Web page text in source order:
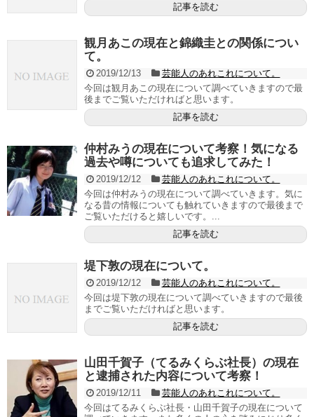
記事を読む
観月あこの現在と錦織圭との関係につい
て。
2019/12/13
芸能人のあれこれについて。
今回は観月あこの現在について調べていきますので最
後までご覧いただければと思います。
記事を読む
仲村みうの現在について考察！気になる
過去や噂についても追求してみた！
2019/12/12
芸能人のあれこれについて。
今回は仲村みうの現在について調べていきます。気に
なる昔の情報についても触れていきますので最後まで
ご覧いただけると嬉しいです。...
記事を読む
堤下敦の現在について。
2019/12/12
芸能人のあれこれについて。
今回は堤下敦の現在について調べていきますので最後
までご覧いただければと思います。
記事を読む
山田千賀子（てるみくらぶ社長）の現在
と逮捕された内容について考察！
2019/12/11
芸能人のあれこれについて。
今回はてるみくらぶ社長・山田千賀子の現在について